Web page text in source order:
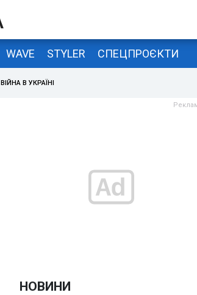
WAVE STYLER СПЕЦПРОЄКТИ
ВІЙНА В УКРАЇНІ
НОВИНИ